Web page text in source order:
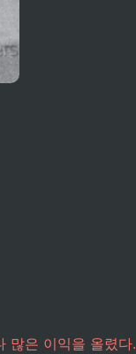
많은 이익을 올렸다.